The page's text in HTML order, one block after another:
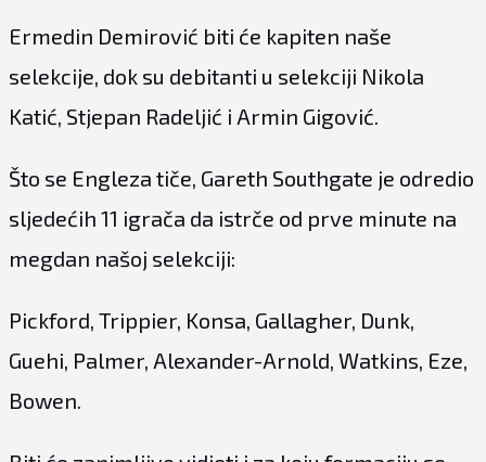
Ermedin Demirović biti će kapiten naše
selekcije, dok su debitanti u selekciji Nikola
Katić, Stjepan Radeljić i Armin Gigović.
Što se Engleza tiče, Gareth Southgate je odredio
sljedećih 11 igrača da istrče od prve minute na
megdan našoj selekciji:
Pickford, Trippier, Konsa, Gallagher, Dunk,
Guehi, Palmer, Alexander-Arnold, Watkins, Eze,
Bowen.